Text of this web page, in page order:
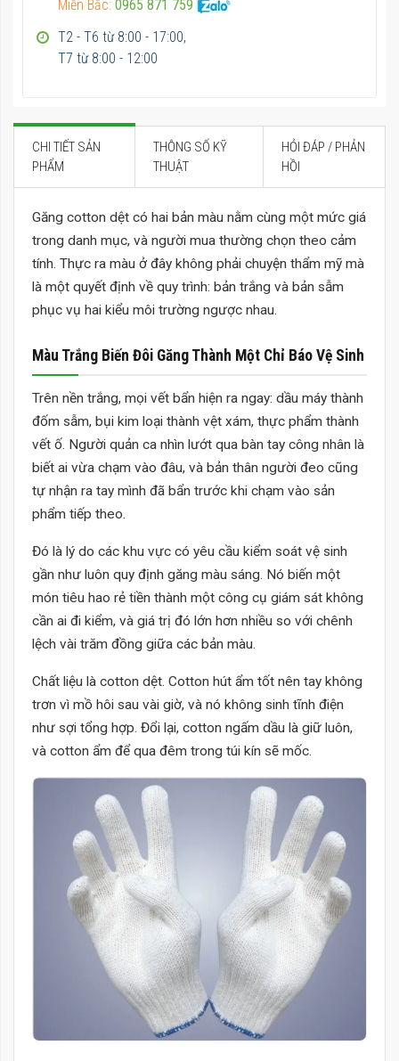
Miền Bắc: 0965 871 759
T2 - T6 từ 8:00 - 17:00,
T7 từ 8:00 - 12:00
CHI TIẾT SẢN
PHẨM
THÔNG SỐ KỸ
THUẬT
HỎI ĐÁP / PHẢN
HỒI
Găng cotton dệt có hai bản màu nằm cùng một mức giá
trong danh mục, và người mua thường chọn theo cảm
tính. Thực ra màu ở đây không phải chuyện thẩm mỹ mà
là một quyết định về quy trình: bản trắng và bản sẫm
phục vụ hai kiểu môi trường ngược nhau.
Màu Trắng Biến Đôi Găng Thành Một Chỉ Báo Vệ Sinh
Trên nền trắng, mọi vết bẩn hiện ra ngay: dầu máy thành
đốm sẫm, bụi kim loại thành vệt xám, thực phẩm thành
vết ố. Người quản ca nhìn lướt qua bàn tay công nhân là
biết ai vừa chạm vào đâu, và bản thân người đeo cũng
tự nhận ra tay mình đã bẩn trước khi chạm vào sản
phẩm tiếp theo.
Đó là lý do các khu vực có yêu cầu kiểm soát vệ sinh
gần như luôn quy định găng màu sáng. Nó biến một
món tiêu hao rẻ tiền thành một công cụ giám sát không
cần ai đi kiểm, và giá trị đó lớn hơn nhiều so với chênh
lệch vài trăm đồng giữa các bản màu.
Chất liệu là cotton dệt. Cotton hút ẩm tốt nên tay không
trơn vì mồ hôi sau vài giờ, và nó không sinh tĩnh điện
như sợi tổng hợp. Đổi lại, cotton ngấm dầu là giữ luôn,
và cotton ẩm để qua đêm trong túi kín sẽ mốc.